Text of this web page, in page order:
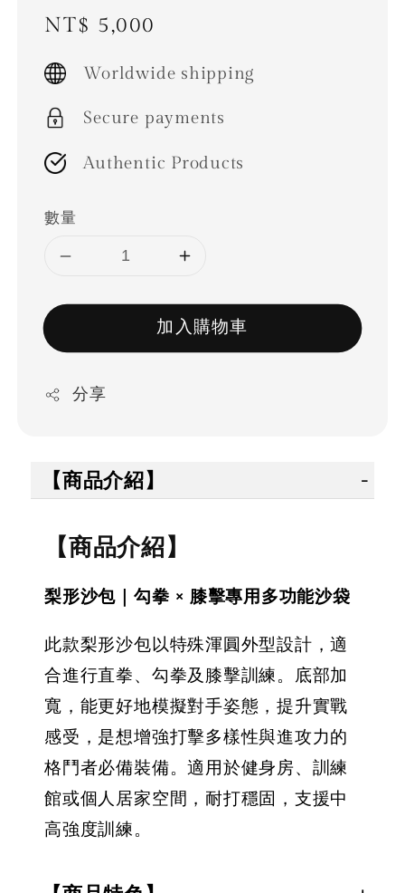
Regular
price
NT$ 5,000
Worldwide shipping
Secure payments
Authentic Products
數量
加入購物車
分享
【商品介紹】
【商品介紹】
梨形沙包｜勾拳 × 膝擊專用多功能沙袋
此款梨形沙包以特殊渾圓外型設計，適
合進行直拳、勾拳及膝擊訓練。底部加
寬，能更好地模擬對手姿態，提升實戰
感受，是想增強打擊多樣性與進攻力的
格鬥者必備裝備。適用於健身房、訓練
館或個人居家空間，耐打穩固，支援中
高強度訓練。